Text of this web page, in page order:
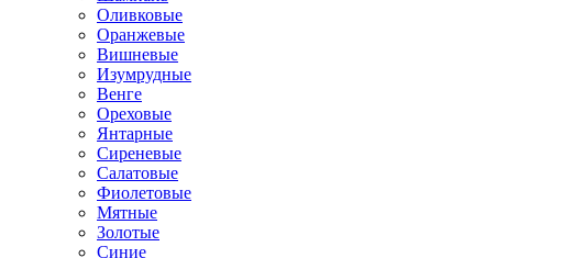
Оливковые
Оранжевые
Вишневые
Изумрудные
Венге
Ореховые
Янтарные
Сиреневые
Салатовые
Фиолетовые
Мятные
Золотые
Синие